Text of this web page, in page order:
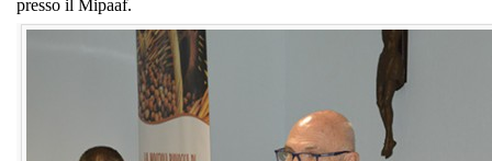
presso il Mipaaf.